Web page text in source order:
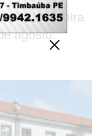
segunda-feira
agosto.